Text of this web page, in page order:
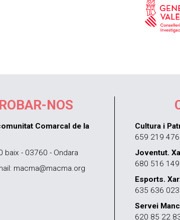
NOS
Comarcal de la
baix - 03760 - Ondara
macma@macma.org
Cultura i
659 219
Joventut.
680 516
Esports.
635 636
Servei
620 85 22